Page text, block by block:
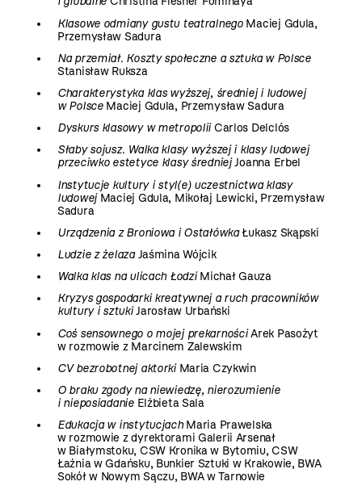
Klasowe odmiany gustu teatralnegoMaciej Gdula,
Przemysław Sadura
Na przemiał. Koszty społeczne a sztuka w Polsce
Stanisław Ruksza
Charakterystyka klas wyższej, średniej i ludowej
w PolsceMaciej Gdula, Przemysław Sadura
Dyskurs klasowy w metropoliiCarlos Delclós
Słaby sojusz. Walka klasy wyższej i klasy ludowej
przeciwko estetyce klasy średniejJoanna Erbel
Instytucje kultury i styl(e) uczestnictwa klasy
ludowejMaciej Gdula, Mikołaj Lewicki, Przemysław
Sadura
Urządzenia z Broniowa i OstałówkaŁukasz Skąpski
Ludzie z żelazaJaśmina Wójcik
Walka klas na ulicach ŁodziMichał Gauza
Kryzys gospodarki kreatywnej a ruch pracowników
kultury i sztukiJarosław Urbański
Coś sensownego o mojej prekarnościArek Pasożyt
w rozmowie z Marcinem Zalewskim
CV bezrobotnej aktorkiMaria Czykwin
O braku zgody na niewiedzę, nierozumienie
i nieposiadanieElżbieta Sala
Edukacja w instytucjachMaria Prawelska
w rozmowie z dyrektorami Galerii Arsenał
w Białymstoku, CSW Kronika w Bytomiu, CSW
Łaźnia w Gdańsku, Bunkier Sztuki w Krakowie, BWA
Sokół w Nowym Sączu, BWA w Tarnowie